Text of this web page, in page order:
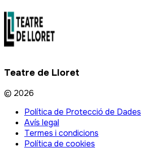
Teatre de Lloret
© 2026
Política de Protecció de Dades
Avís legal
Termes i condicions
Política de cookies